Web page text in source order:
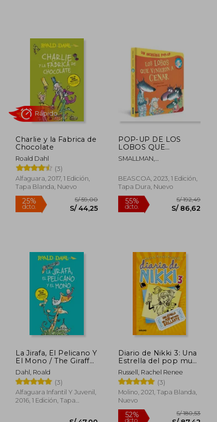
55%
dcto.
55%
dcto.
40%
dcto. S/ 91,33
55%
dcto.
Charlie y la Fabrica de
Chocolate
Roald Dahl
(3)
Alfaguara, 2017, 1 Edición,
Tapa Blanda, Nuevo
POP-UP DE LOS
LOBOS QUE
VINIERON A CENAR
(LA OVEJITA QUE
LIBRO POP-UP)
SMALLMAN,
BEASCOA, 2023, 1 Edición,
Tapa Dura, Nuevo
La Jirafa, El Pelicano Y
El Mono / The Giraffe
and the Pelly and Me
Dahl, Roald
(3)
Alfaguara Infantil Y Juvenil,
2016, 1 Edición, Tapa
Diario de Nikki 3: Una
Estrella del pop muy
Poco Brillante
Russell, Rachel Renee
(3)
Molino, 2021, Tapa Blanda,
Nuevo